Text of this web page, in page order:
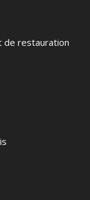
de restauration